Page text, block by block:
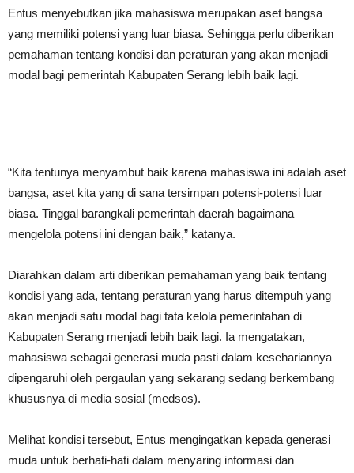
Entus menyebutkan jika mahasiswa merupakan aset bangsa
yang memiliki potensi yang luar biasa. Sehingga perlu diberikan
pemahaman tentang kondisi dan peraturan yang akan menjadi
modal bagi pemerintah Kabupaten Serang lebih baik lagi.
“Kita tentunya menyambut baik karena mahasiswa ini adalah aset
bangsa, aset kita yang di sana tersimpan potensi-potensi luar
biasa. Tinggal barangkali pemerintah daerah bagaimana
mengelola potensi ini dengan baik,” katanya.
Diarahkan dalam arti diberikan pemahaman yang baik tentang
kondisi yang ada, tentang peraturan yang harus ditempuh yang
akan menjadi satu modal bagi tata kelola pemerintahan di
Kabupaten Serang menjadi lebih baik lagi. Ia mengatakan,
mahasiswa sebagai generasi muda pasti dalam kesehariannya
dipengaruhi oleh pergaulan yang sekarang sedang berkembang
khususnya di media sosial (medsos).
Melihat kondisi tersebut, Entus mengingatkan kepada generasi
muda untuk berhati-hati dalam menyaring informasi dan